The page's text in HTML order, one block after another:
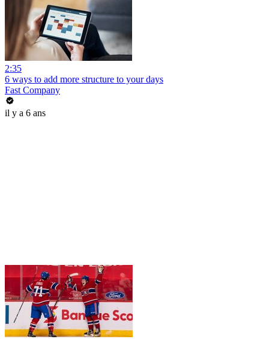
2:35
6 ways to add more structure to your days
Fast Company
il y a 6 ans